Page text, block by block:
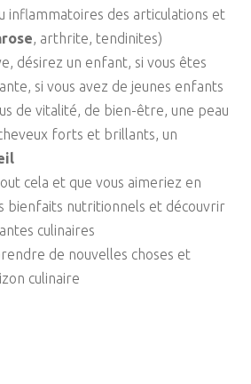
inflammatoires des articulations et
, arthrite, tendinites)
désirez un enfant, si vous êtes
si vous avez de jeunes enfants
de vitalité, de bien-être, une peau
forts et brillants, un
cela et que vous aimeriez en
bienfaits nutritionnels et découvrir
culinaires
de nouvelles choses et
culinaire